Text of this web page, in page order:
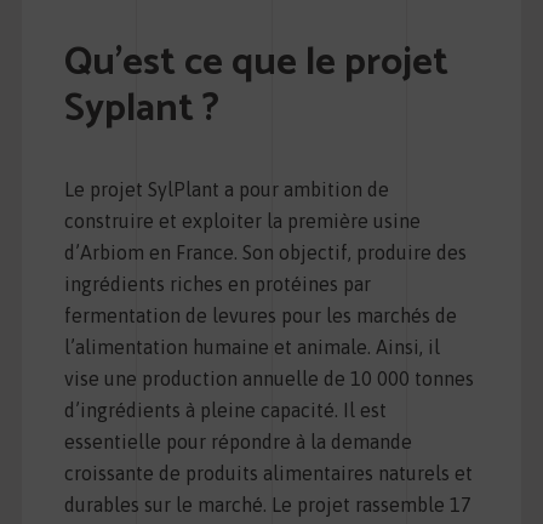
Qu’est ce que le projet
Syplant ?
Le projet SylPlant a pour ambition de
construire et exploiter la première usine
d’Arbiom en France. Son objectif, produire des
ingrédients riches en protéines par
fermentation de levures pour les marchés de
l’alimentation humaine et animale. Ainsi, il
vise une production annuelle de 10 000 tonnes
d’ingrédients à pleine capacité. Il est
essentielle pour répondre à la demande
croissante de produits alimentaires naturels et
durables sur le marché. Le projet rassemble 17